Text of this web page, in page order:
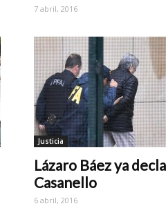
7 abril, 2016
Justicia
Lázaro Báez ya
Casanello
6 abril, 2016